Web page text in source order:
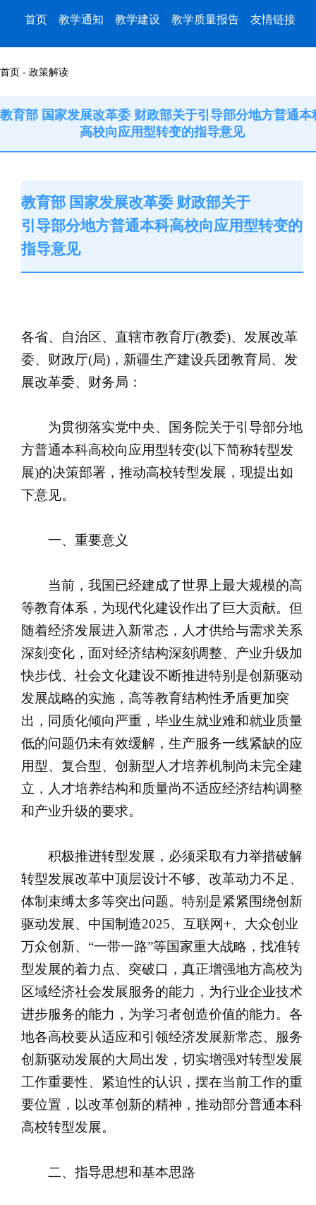
首页 教学通知 教学建设 教学质量报告 友情链接
首页 - 政策解读
教育部 国家发展改革委 财政部关于引导部分地方普通本
高校向应用型转变的指导意见
教育部 国家发展改革委 财政部关于
引导部分地方普通本科高校向应用型转变的
指导意见
各省、自治区、直辖市教育厅(教委)、发展改革
委、财政厅(局)，新疆生产建设兵团教育局、发
展改革委、财务局：
为贯彻落实党中央、国务院关于引导部分地
方普通本科高校向应用型转变(以下简称转型发
展)的决策部署，推动高校转型发展，现提出如
下意见。
一、重要意义
当前，我国已经建成了世界上最大规模的高
等教育体系，为现代化建设作出了巨大贡献。但
随着经济发展进入新常态，人才供给与需求关系
深刻变化，面对经济结构深刻调整、产业升级加
快步伐、社会文化建设不断推进特别是创新驱动
发展战略的实施，高等教育结构性矛盾更加突
出，同质化倾向严重，毕业生就业难和就业质量
低的问题仍未有效缓解，生产服务一线紧缺的应
用型、复合型、创新型人才培养机制尚未完全建
立，人才培养结构和质量尚不适应经济结构调整
和产业升级的要求。
积极推进转型发展，必须采取有力举措破解
转型发展改革中顶层设计不够、改革动力不足、
体制束缚太多等突出问题。特别是紧紧围绕创新
驱动发展、中国制造2025、互联网+、大众创业
万众创新、“一带一路”等国家重大战略，找准转
型发展的着力点、突破口，真正增强地方高校为
区域经济社会发展服务的能力，为行业企业技术
进步服务的能力，为学习者创造价值的能力。各
地各高校要从适应和引领经济发展新常态、服务
创新驱动发展的大局出发，切实增强对转型发展
工作重要性、紧迫性的认识，摆在当前工作的重
要位置，以改革创新的精神，推动部分普通本科
高校转型发展。
二、指导思想和基本思路